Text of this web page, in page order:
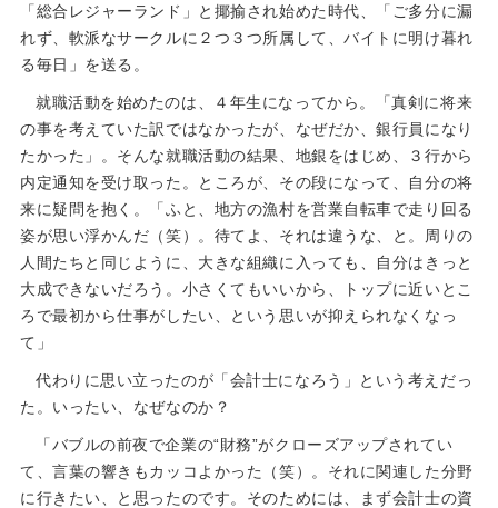
「総合レジャーランド」と揶揄され始めた時代、「ご多分に漏
れず、軟派なサークルに２つ３つ所属して、バイトに明け暮れ
る毎日」を送る。
就職活動を始めたのは、４年生になってから。「真剣に将来
の事を考えていた訳ではなかったが、なぜだか、銀行員になり
たかった」。そんな就職活動の結果、地銀をはじめ、３行から
内定通知を受け取った。ところが、その段になって、自分の将
来に疑問を抱く。「ふと、地方の漁村を営業自転車で走り回る
姿が思い浮かんだ（笑）。待てよ、それは違うな、と。周りの
人間たちと同じように、大きな組織に入っても、自分はきっと
大成できないだろう。小さくてもいいから、トップに近いとこ
ろで最初から仕事がしたい、という思いが抑えられなくなっ
て」
代わりに思い立ったのが「会計士になろう」という考えだっ
た。いったい、なぜなのか？
「バブルの前夜で企業の“財務”がクローズアップされてい
て、言葉の響きもカッコよかった（笑）。それに関連した分野
に行きたい、と思ったのです。そのためには、まず会計士の資